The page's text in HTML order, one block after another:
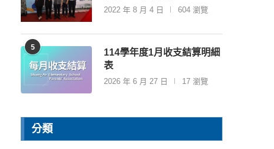
2022 年 8 月 4 日 604 瀏覽
5
114學年度1月收支結算明細
表
2026 年 6 月 27 日 17 瀏覽
分類